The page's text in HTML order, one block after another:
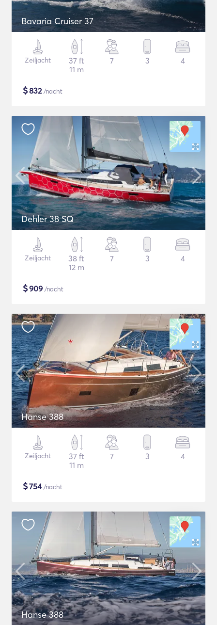
Bavaria Cruiser 37
Zeiljacht
37 ft
11 m
7 3 4
$832/nacht
Dehler 38 SQ
Zeiljacht
38 ft
12 m
7 3 4
$909 /nacht
Hanse 388
Zeiljacht
37 ft
11 m
7 3 4
$754/nacht
Hanse 388